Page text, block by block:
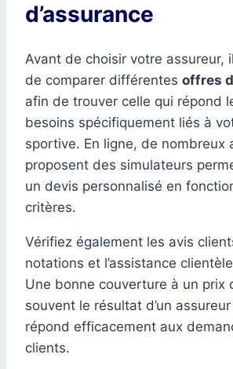
d’assurance
Avant de choisir votre assureur,
de comparer différentes offres
afin de trouver celle qui répond
besoins spécifiquement liés à
sportive. En ligne, de nombreux
proposent des simulateurs
un devis personnalisé en
critères.
Vérifiez également les avis
notations et l’assistance
Une bonne couverture à un prix
souvent le résultat d’un
répond efficacement aux
clients.